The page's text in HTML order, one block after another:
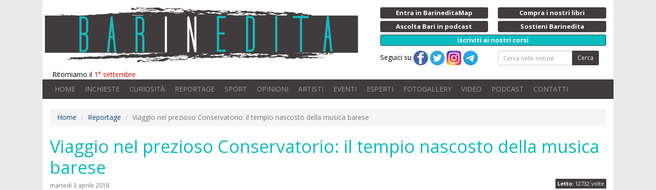
Ritorniamo il 1° settembre
Entra in BarineditaMap
Compra i nostri libri
Ascolta Bari in podcast
Sostieni Barinedita
Iscriviti ai nostri corsi
Seguici su Cerca
HOME INCHIESTE CURIOSITÀ REPORTAGE SPORT OPINIONI ARTISTI EVENTI ESPERTI FOTOGALLERY VIDEO PODCAST CONTATTI
Home Reportage Viaggio nel prezioso Conservatorio: il tempio nascosto della musica barese
Viaggio nel prezioso Conservatorio: il tempio nascosto della musica
barese
Letto: 12732 volte
martedì 3 aprile 2018